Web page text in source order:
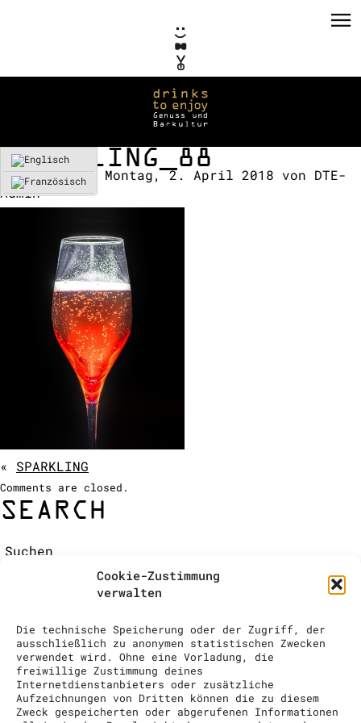
Cookie-Zustimmung
verwalten
Die technische Speicherung oder der Zugriff, der
ausschließlich zu anonymen statistischen Zwecken
verwendet wird. Ohne eine Vorladung, die
freiwillige Zustimmung deines
Internetdienstanbieters oder zusätzliche
Aufzeichnungen von Dritten können die zu diesem
Zweck gespeicherten oder abgerufenen Informationen
CORPORATE EVENTS
KONZEPTE / CONSULTING
REFERENZEN
VERMIETUNG
TEAM / KONTAKT
COCKTAIL SHOW
ANFRAGE
SPARKLING_88
Erstellt am: Montag, 2. April 2018 von DTE-
Admin
« SPARKLING
Comments are closed.
SEARCH
RECENT COMMENTS
ARCHIVES
CATEGORIES
Keine Kategorien
META
Anmelden
Eintrags-Feed
Kommentar-Feed
WordPress.org